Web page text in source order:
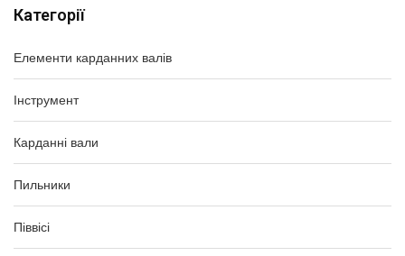
Категорії
Елементи карданних валів
Інструмент
Карданні вали
Пильники
Піввісі